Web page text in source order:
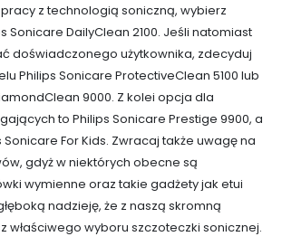
z technologią soniczną, wybierz
Sonicare DailyClean 2100. Jeśli natomiast
doświadczonego użytkownika, zdecyduj
Philips Sonicare ProtectiveClean 5100 lub
9000. Z kolei opcja dla
to Philips Sonicare Prestige 9900, a
For Kids. Zwracaj także uwagę na
gdyż w niektórych obecne są
wymienne oraz takie gadżety jak etui
nadzieję, że z naszą skromną
właściwego wyboru szczoteczki sonicznej.